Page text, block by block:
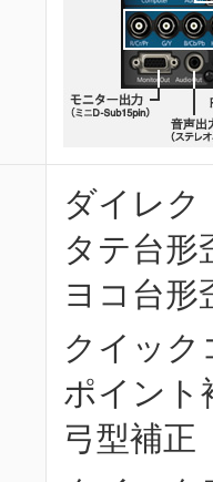
ダイレク
タテ台形
ヨコ台形
クイック
ポイント
弓型補正